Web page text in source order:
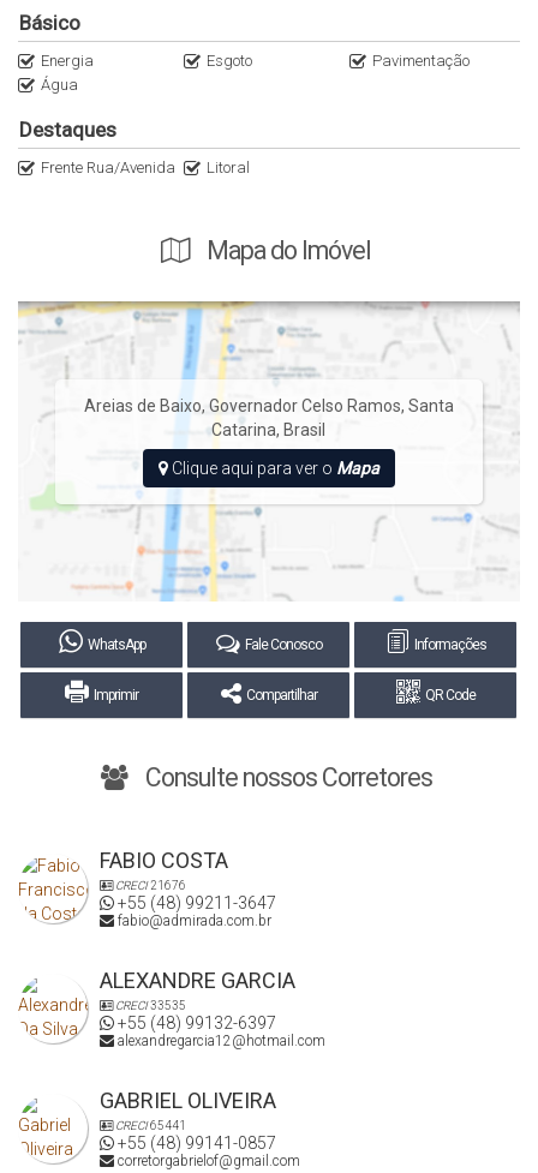
pista de caminhada e ciclovias;
duas Estações de Tratamento de Esgoto (ETE);
pavimentação asfáltica;
respeito ao Meio Ambiente;
sistema de fornecimento e escoramento de água
Cidade de Governador Celso Ramos.
Agende sua visita e venha conhecer esta grande opção de
investimento.
Básico
Energia Esgoto
Pavimentação
Água
Destaques
Frente Rua/Avenida Litoral
Mapa do Imóvel
Areias de Baixo, Governador Celso Ramos, Santa
Catarina, Brasil
Clique aqui para ver o Mapa
WhatsApp Fale Conosco Informações
Imprimir Compartilhar QR Code
Consulte nossos Corretores
FABIO COSTA
CRECI21676
+55 (48) 99211-3647
fabio@admirada.com.br
ALEXANDRE GARCIA
CRECI33535
+55 (48) 99132-6397
alexandregarcia12@hotmail.com
GABRIEL OLIVEIRA
CRECI65441
+55 (48) 99141-0857
corretorgabrielof@gmail.com